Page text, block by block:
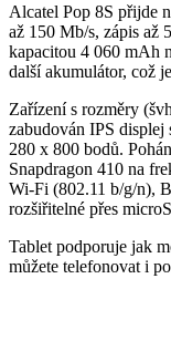
Alcatel Pop 8S přijde
až 150 Mb/s, zápis až
kapacitou 4 060 mAh
další akumulátor, což
Zařízení s rozměry
zabudován IPS displej
280 x 800 bodů.
Snapdragon 410 na
Wi-Fi (802.11 b/g/n),
rozšiřitelné přes
Tablet podporuje jak
můžete telefonovat i